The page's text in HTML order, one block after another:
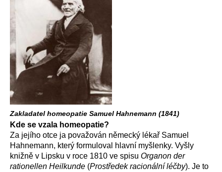
Zakladatel homeopatie Samuel Hahnemann (1841)
Kde se vzala homeopatie?
Za jejího otce ja považován německý lékař Samuel
Hahnemann, který formuloval hlavní myšlenky. Vyšly
knižně v Lipsku v roce 1810 ve spisu Organon der
rationellen Heilkunde (Prostředek racionální léčby). Je to